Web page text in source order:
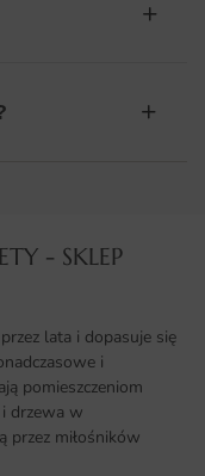
- SKLEP
lata i dopasuje się
i
pomieszczeniom
drzewa w
przez miłośników